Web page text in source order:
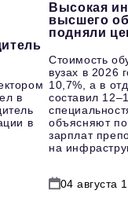
в
в
Высокая
высшего
подняли
Стоимость
вузах в 2026
10,7%, а в
составил
объясняют
зарплат
на
04 августа